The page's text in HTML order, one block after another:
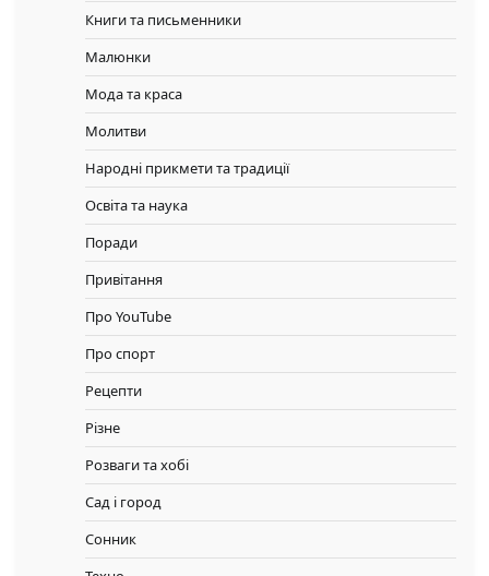
Книги та письменники
Малюнки
Мода та краса
Молитви
Народні прикмети та традиції
Освіта та наука
Поради
Привітання
Про YouTube
Про спорт
Рецепти
Різне
Розваги та хобі
Сад і город
Сонник